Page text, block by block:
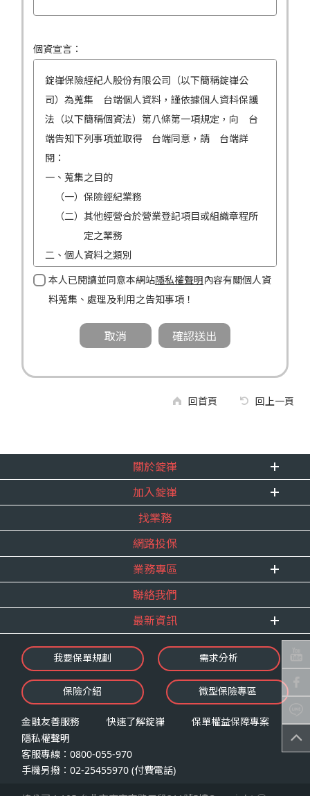
個資宣言：
錠嵂保險經紀人股份有限公司（以下簡稱錠嵂公
司）為蒐集 台端個人資料，謹依據個人資料保護
法（以下簡稱個資法）第八條第一項規定，向 台
端告知下列事項並取得 台端同意，請 台端詳
閱：
一、蒐集之目的
（一）保險經紀業務
（二）其他經營合於營業登記項目或組織章程所
定之業務
二、個人資料之類別
（一）姓名
（二）性別
三、個人資料利用之期間、地區、對象及方式
（一）期間：蒐集之目的存續期間及依法令規定
（四）方式：自動化機器或其他非自動化之方
四、當事人依個資法第三條規定得行使之權利及方
（一）當事人得行使之權利
台端就錠嵂公司向 台端所蒐集之個人資
料，得向錠嵂公司行使下列權利，除法令
另有規定或履行契約所必要外，錠嵂公司
查詢或請求閱覽。
請求製給複製本。
請求補充或更正。
請求停止蒐集、處理或利用。
請求刪除。
（二）當事人行使權利之方式
台端如欲行使上述權利時，得以書面方式
向錠嵂公司申請，申請書面送達地址：台
本人已閱讀並同意本網站隱私權聲明內容有關個人資
料蒐集、處理及利用之告知事項！
回首頁 回上一頁
關於錠嵂
企業資訊
重要事跡
得獎紀錄
服務宣言
合作夥伴
加入錠嵂
內勤招聘
精英招募
年度增員計畫
找業務
網路投保
業務專區
E 線資源網
聯絡我們
最新資訊
最新消息
錠嵂焦點
影音頻道
業務資源分享
我要保單規劃 需求分析
保險介紹 微型保險專區
金融友善服務 快速了解錠嵂
保單權益保障專案
隱私權聲明
客服專線：0800-055-970
手機另撥：02-25455970 (付費電話)